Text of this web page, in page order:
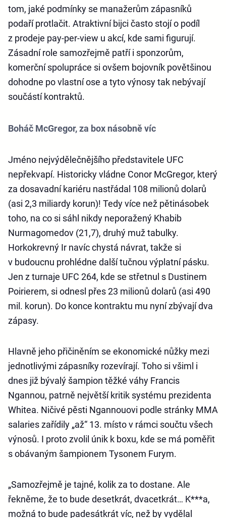
tom, jaké podmínky se manažerům zápasníků
podaří protlačit. Atraktivní bijci často stojí o podíl
z prodeje pay-per-view u akcí, kde sami figurují.
Zásadní role samozřejmě patří i sponzorům,
komerční spolupráce si ovšem bojovník povětšinou
dohodne po vlastní ose a tyto výnosy tak nebývají
součástí kontraktů.
Boháč McGregor, za box násobně víc
Jméno nejvýdělečnějšího představitele UFC
nepřekvapí. Historicky vládne Conor McGregor, který
za dosavadní kariéru nastřádal 108 milionů dolarů
(asi 2,3 miliardy korun)! Tedy více než pětinásobek
toho, na co si sáhl nikdy neporažený Khabib
Nurmagomedov (21,7), druhý muž tabulky.
Horkokrevný Ir navíc chystá návrat, takže si
v budoucnu prohlédne další tučnou výplatní pásku.
Jen z turnaje UFC 264, kde se střetnul s Dustinem
Poirierem, si odnesl přes 23 milionů dolarů (asi 490
mil. korun). Do konce kontraktu mu nyní zbývají dva
zápasy.
Hlavně jeho přičiněním se ekonomické nůžky mezi
jednotlivými zápasníky rozevírají. Toho si všiml i
dnes již bývalý šampion těžké váhy Francis
Ngannou, patrně největší kritik systému prezidenta
Whitea. Ničivé pěsti Ngannouovi podle stránky MMA
salaries zařídily „až“ 13. místo v rámci součtu všech
výnosů. I proto zvolil únik k boxu, kde se má poměřit
s obávaným šampionem Tysonem Furym.
„Samozřejmě je tajné, kolik za to dostane. Ale
řekněme, že to bude desetkrát, dvacetkrát… K***a,
možná to bude padesátkrát víc, než by vydělal